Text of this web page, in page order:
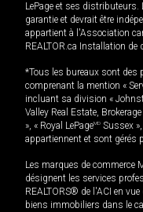
LePage et ses
garantie et devrait être
appartient à l'Association
REALTOR.ca Installation
*Tous les bureaux sont des
comprenant la mention «
incluant sa division «
Valley Real Estate, Brokerage
», « Royal LePageMD Sussex
appartiennent et sont gérés
Les marques de
désignent les services
REALTORS® de l'ACI en
biens immobiliers dans le